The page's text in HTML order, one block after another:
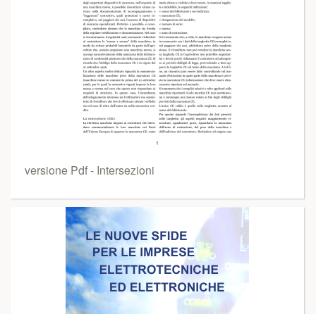
versione Pdf - Intersezioni